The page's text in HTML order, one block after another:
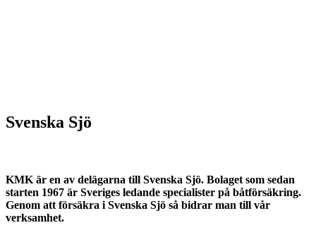
Svenska Sjö
KMK är en av delägarna till Svenska Sjö. Bolaget som sedan
starten 1967 är Sveriges ledande specialister på båtförsäkring.
Genom att försäkra i Svenska Sjö så bidrar man till vår
verksamhet.